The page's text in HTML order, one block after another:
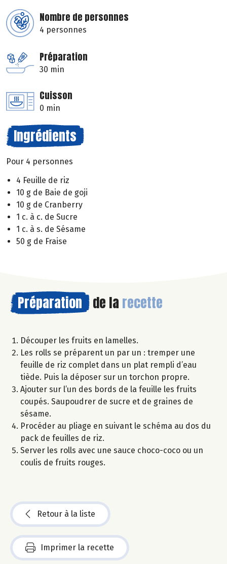
Nombre de personnes
4 personnes
Préparation
30 min
Cuisson
0 min
Ingrédients
Pour 4 personnes
4 Feuille de riz
10 g de Baie de goji
10 g de Cranberry
1 c. à c. de Sucre
1 c. à s. de Sésame
50 g de Fraise
Préparation de la recette
Découper les fruits en lamelles.
Les rolls se préparent un par un : tremper une
feuille de riz complet dans un plat rempli d’eau
tiède. Puis la déposer sur un torchon propre.
Ajouter sur l’un des bords de la feuille les fruits
coupés. Saupoudrer de sucre et de graines de
sésame.
Procéder au pliage en suivant le schéma au dos du
pack de feuilles de riz.
Server les rolls avec une sauce choco-coco ou un
coulis de fruits rouges.
Retour à la liste
Imprimer la recette